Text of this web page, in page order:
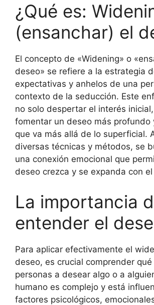
¿Qué es:
(ensanchar) el
El concepto de «Widening» o
deseo» se refiere a la estrategia
expectativas y anhelos de una
contexto de la seducción. Este
no solo despertar el interés
fomentar un deseo más profundo
que va más allá de lo superficial.
diversas técnicas y métodos, se
una conexión emocional que
deseo crezca y se expanda con
La importancia
entender el
Para aplicar efectivamente el
deseo, es crucial comprender
personas a desear algo o a
humano es complejo y está
factores psicológicos,